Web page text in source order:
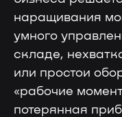
наращивания
умного
складе,
или простои
«рабочие
потерянная